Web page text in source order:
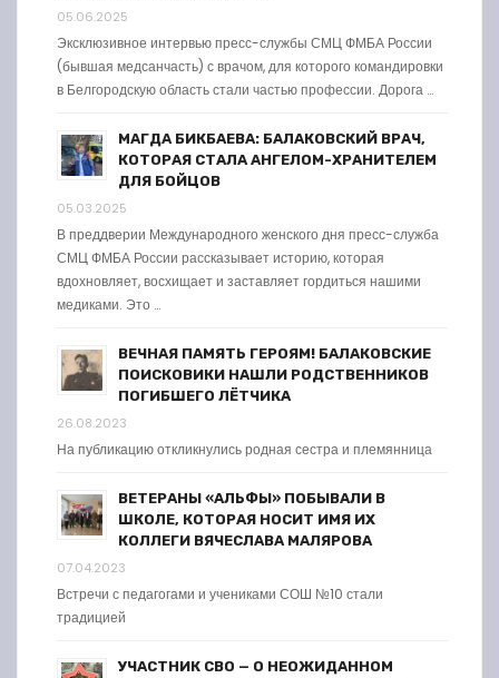
05.06.2025
Эксклюзивное интервью пресс-службы СМЦ ФМБА России
(бывшая медсанчасть) с врачом, для которого командировки
в Белгородскую область стали частью профессии. Дорога …
МАГДА БИКБАЕВА: БАЛАКОВСКИЙ ВРАЧ,
КОТОРАЯ СТАЛА АНГЕЛОМ-ХРАНИТЕЛЕМ
ДЛЯ БОЙЦОВ
05.03.2025
В преддверии Международного женского дня пресс-служба
СМЦ ФМБА России рассказывает историю, которая
вдохновляет, восхищает и заставляет гордиться нашими
медиками. Это …
ВЕЧНАЯ ПАМЯТЬ ГЕРОЯМ! БАЛАКОВСКИЕ
ПОИСКОВИКИ НАШЛИ РОДСТВЕННИКОВ
ПОГИБШЕГО ЛЁТЧИКА
26.08.2023
На публикацию откликнулись родная сестра и племянница
ВЕТЕРАНЫ «АЛЬФЫ» ПОБЫВАЛИ В
ШКОЛЕ, КОТОРАЯ НОСИТ ИМЯ ИХ
КОЛЛЕГИ ВЯЧЕСЛАВА МАЛЯРОВА
07.04.2023
Встречи с педагогами и учениками СОШ №10 стали
традицией
УЧАСТНИК СВО — О НЕОЖИДАННОМ